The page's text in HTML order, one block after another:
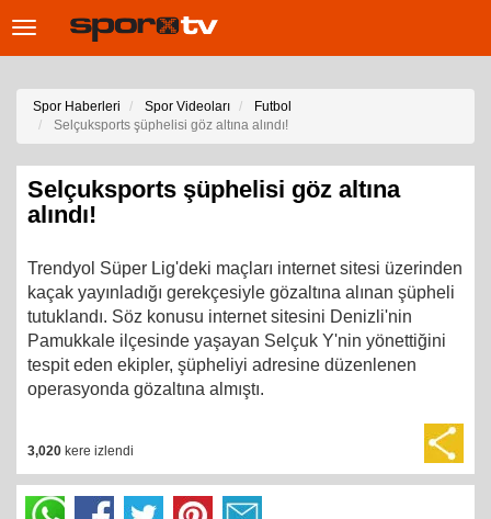
Toggle
Spor Haberleri Spor Videoları
Futbol
Selçuksports şüphelisi göz altına alındı!
Selçuksports şüphelisi göz altına
alındı!
Trendyol Süper Lig'deki maçları internet sitesi üzerinden
kaçak yayınladığı gerekçesiyle gözaltına alınan şüpheli
tutuklandı. Söz konusu internet sitesini Denizli'nin
Pamukkale ilçesinde yaşayan Selçuk Y'nin yönettiğini
tespit eden ekipler, şüpheliyi adresine düzenlenen
operasyonda gözaltına almıştı.
3,020 kere izlendi